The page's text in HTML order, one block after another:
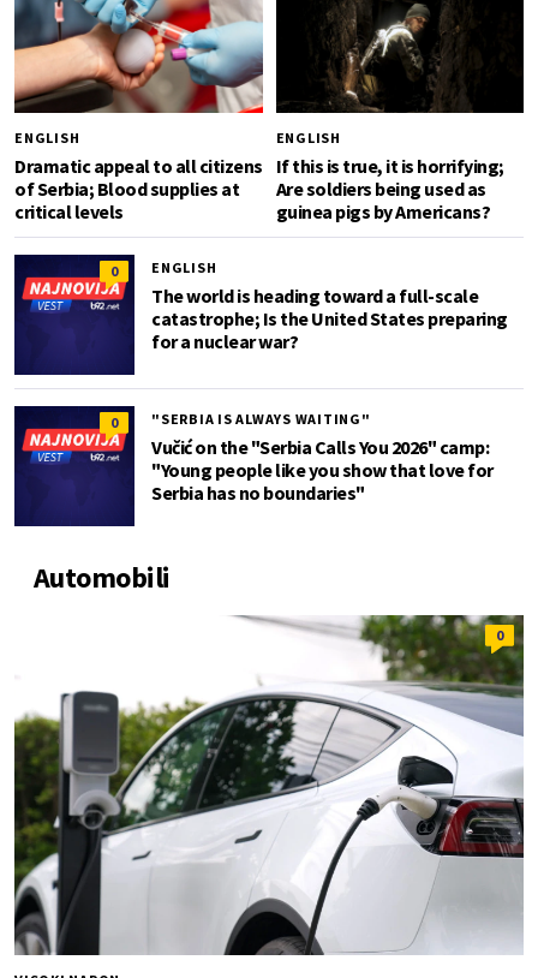
ENGLISH
Dramatic appeal to all citizens
of Serbia; Blood supplies at
critical levels
ENGLISH
If this is true, it is horrifying;
Are soldiers being used as
guinea pigs by Americans?
0 ENGLISH
The world is heading toward a full-scale
catastrophe; Is the United States preparing
for a nuclear war?
0 "SERBIA IS ALWAYS WAITING"
Vučić on the "Serbia Calls You 2026" camp:
"Young people like you show that love for
Serbia has no boundaries"
Automobili
0